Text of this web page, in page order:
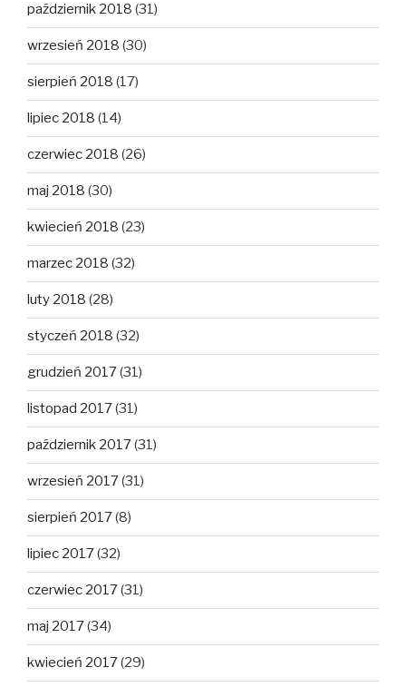
październik 2018 (31)
wrzesień 2018 (30)
sierpień 2018 (17)
lipiec 2018 (14)
czerwiec 2018 (26)
maj 2018 (30)
kwiecień 2018 (23)
marzec 2018 (32)
luty 2018 (28)
styczeń 2018 (32)
grudzień 2017(31)
listopad 2017(31)
październik 2017(31)
wrzesień 2017(31)
sierpień 2017(8)
lipiec 2017(32)
czerwiec 2017(31)
maj 2017(34)
kwiecień 2017(29)